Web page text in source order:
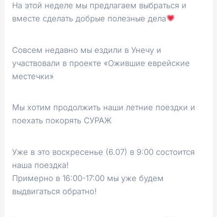
На этой неделе мы предлагаем выбраться и
вместе сделать добрые полезные дела
Совсем недавно мы ездили в Унечу и
участвовали в проекте «Ожившие еврейские
местечки»
Мы хотим продолжить наши летние поездки и
поехать покорять СУРАЖ
Уже в это воскресенье (6.07) в 9:00 состоится
наша поездка!
Примерно в 16:00-17:00 мы уже будем
выдвигаться обратно!